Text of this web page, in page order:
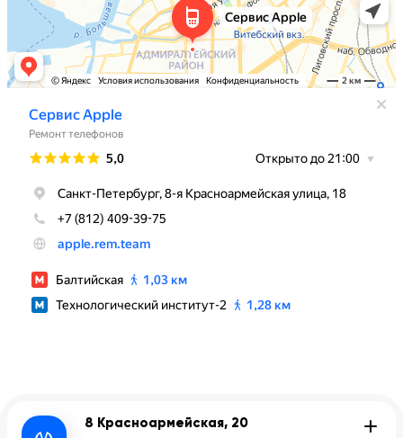
8 Красноармейская, 20